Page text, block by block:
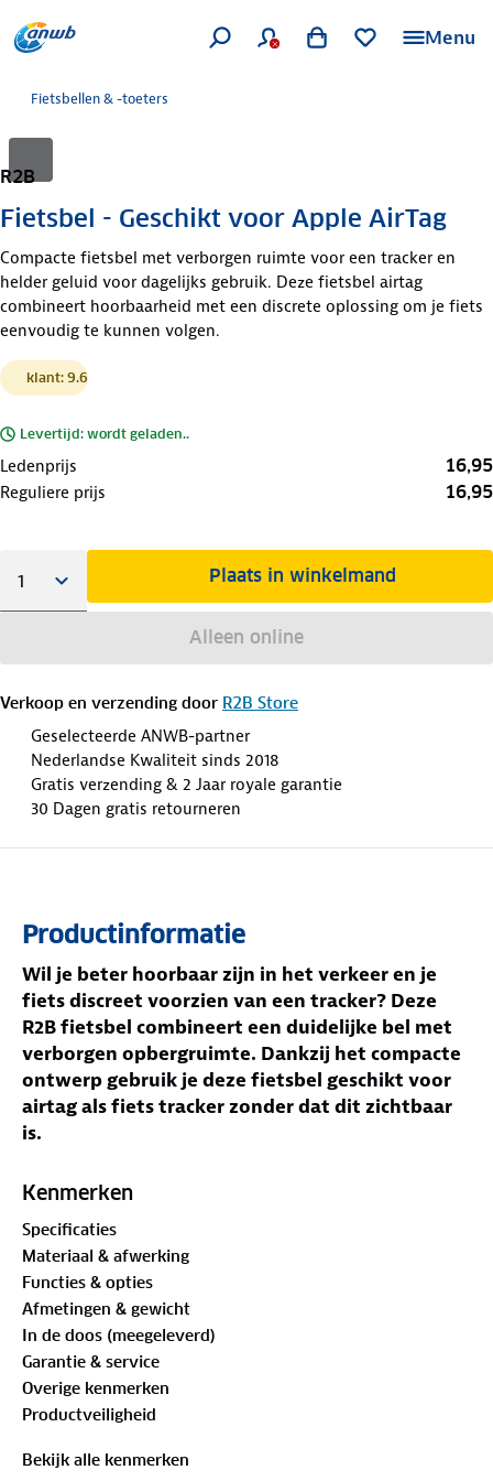
Menu
Fietsbellen & -toeters
R2B
Fietsbel - Geschikt voor Apple AirTag
Compacte fietsbel met verborgen ruimte voor een tracker en
helder geluid voor dagelijks gebruik. Deze fietsbel airtag
combineert hoorbaarheid met een discrete oplossing om je fiets
eenvoudig te kunnen volgen.
klant: 9.6
Levertijd: wordt geladen..
Ledenprijs 16,95
Reguliere prijs 16,95
Plaats in winkelmand
Alleen online
Verkoop en verzending door R2B Store
Geselecteerde ANWB-partner
Nederlandse Kwaliteit sinds 2018
Gratis verzending & 2 Jaar royale garantie
30 Dagen gratis retourneren
Productinformatie
Wil je beter hoorbaar zijn in het verkeer en je
fiets discreet voorzien van een tracker? Deze
R2B fietsbel combineert een duidelijke bel met
verborgen opbergruimte. Dankzij het compacte
ontwerp gebruik je deze fietsbel geschikt voor
airtag als fiets tracker zonder dat dit zichtbaar
is.
Jouw voordelen met deze fietsbel
voor airtag met discrete opbergruimte.
Helder en krachtig geluid
voor duidelijke hoorbaarheid.
Universele stuurbevestiging
sturen van 20 tot 23 mm.
Weerbestendig ontwerp
gebruik in verschillende omstandigheden.
Compact en onopvallend
geïntegreerd in een normale fietsbel.
Eenvoudige montage
Kenmerken
Specificaties
Materiaal & afwerking
Functies & opties
Afmetingen & gewicht
In de doos (meegeleverd)
Garantie & service
Overige kenmerken
Productveiligheid
Bekijk alle kenmerken